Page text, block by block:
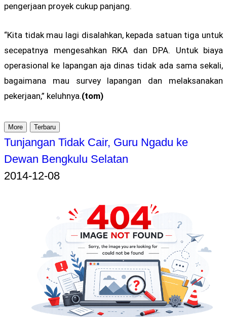
pengerjaan proyek cukup panjang.
“Kita tidak mau lagi disalahkan, kepada satuan tiga untuk
secepatnya mengesahkan RKA dan DPA. Untuk biaya
operasional ke lapangan aja dinas tidak ada sama sekali,
bagaimana mau survey lapangan dan melaksanakan
pekerjaan,” keluhnya.(tom)
More Terbaru
Tunjangan Tidak Cair, Guru Ngadu ke
Dewan Bengkulu Selatan
2014-12-08